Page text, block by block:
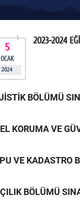
5
OCAK
2024
2023-2024
BÖLÜMÜ
KORUMA VE
VE KADASTRO
BÖLÜMÜ